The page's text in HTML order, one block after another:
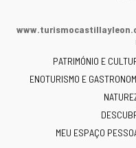
y
-
PATRIMÓNIO E
ENOTURISMO E
MEU ESPAÇO